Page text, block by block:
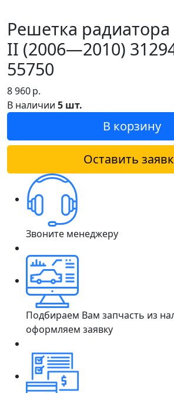
Решетка радиатора
II (2006—2010)
55750
8 960р.
В наличии 5 шт.
В корзину
Оставить
Звоните менеджеру
Подбираем Вам запчасть из
оформляем заявку